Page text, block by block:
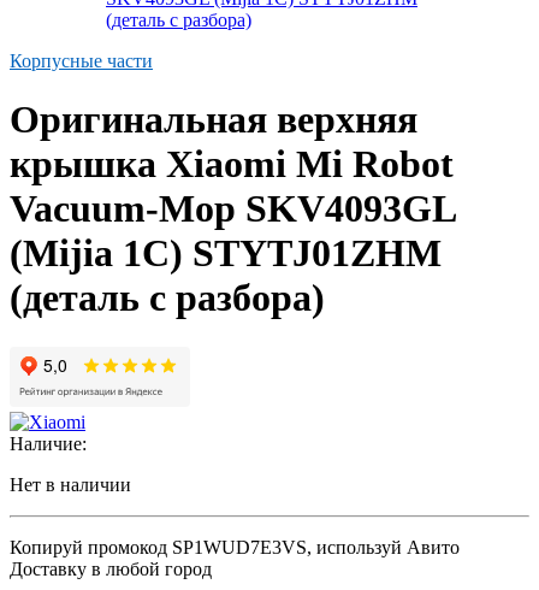
Корпусные части
Оригинальная верхняя
крышка Xiaomi Mi Robot
Vacuum-Mop SKV4093GL
(Mijia 1C) STYTJ01ZHM
(деталь с разбора)
Наличие:
Нет в наличии
Копируй промокод SP1WUD7E3VS, используй Авито
Доставку в любой город